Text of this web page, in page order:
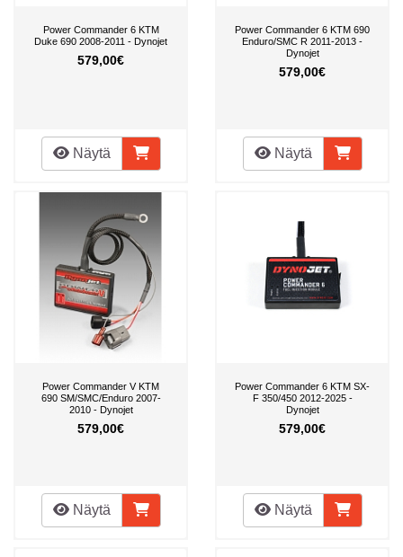
Power Commander 6 KTM
Duke 690 2008-2011 - Dynojet
579,00€
Näytä
Power Commander 6 KTM 690
Enduro/SMC R 2011-2013 -
Dynojet
579,00€
Näytä
Power Commander V KTM
690 SM/SMC/Enduro 2007-
2010 - Dynojet
579,00€
Näytä
Power Commander 6 KTM SX-
F 350/450 2012-2025 -
Dynojet
579,00€
Näytä